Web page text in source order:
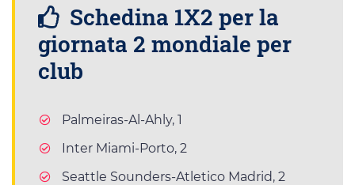
Schedina 1X2 per la
giornata 2 mondiale per
club
Palmeiras-Al-Ahly, 1
Inter Miami-Porto, 2
Seattle Sounders-Atletico Madrid, 2